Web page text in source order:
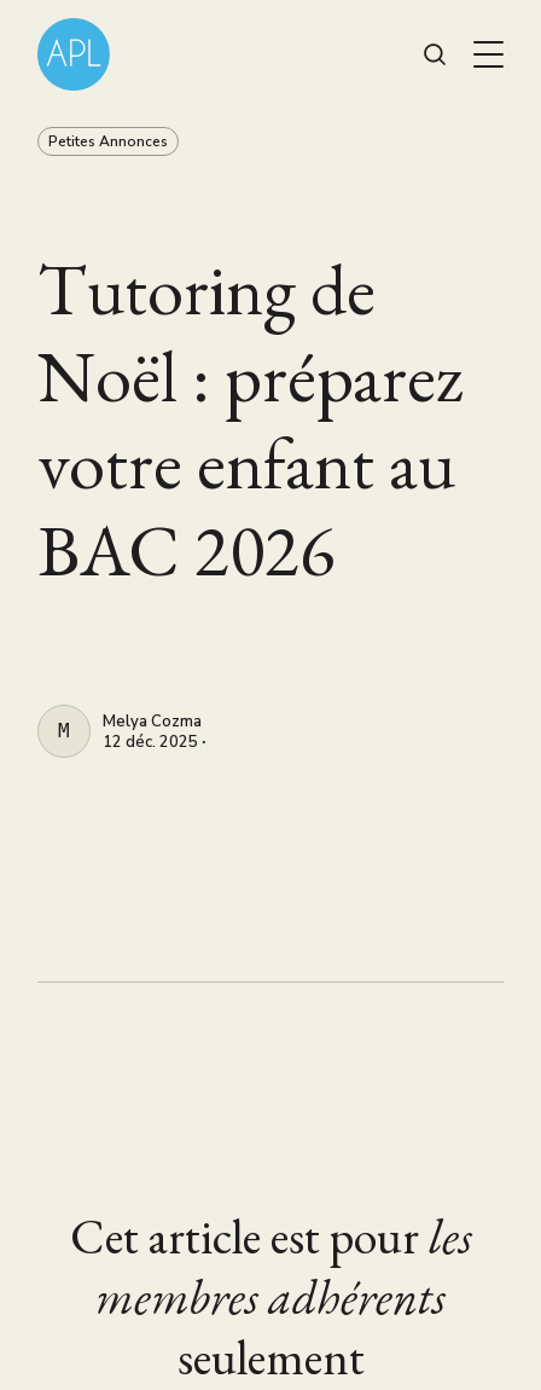
Petites Annonces
Tutoring de
Noël : préparez
votre enfant au
BAC 2026
MELYA COZMA
Melya Cozma
12 déc. 2025 ∙
Cet article est pourles
membres adhérents
seulement